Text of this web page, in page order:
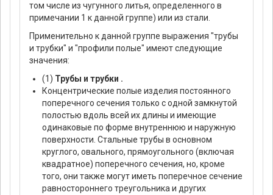
том числе из чугунного литья, определенного в
примечании 1 к данной группе) или из стали.
Применительно к данной группе выражения "трубы
и трубки" и "профили полые" имеют следующие
значения:
(1) Трубы и трубки .
Концентрические полые изделия постоянного
поперечного сечения только с одной замкнутой
полостью вдоль всей их длины и имеющие
одинаковые по форме внутреннюю и наружную
поверхности. Стальные трубы в основном
круглого, овального, прямоугольного (включая
квадратное) поперечного сечения, но, кроме
того, они также могут иметь поперечное сечение
равностороннего треугольника и других